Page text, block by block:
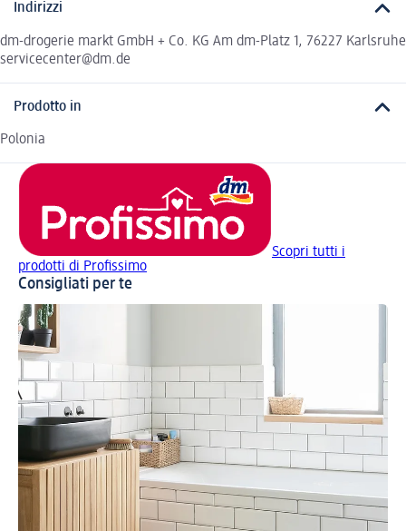
Indirizzi
dm-drogerie markt GmbH + Co. KG Am dm-Platz 1, 76227 Karlsruhe
servicecenter@dm.de
Prodotto in
Polonia
Scopri tutti i
prodotti di Profissimo
Consigliati per te